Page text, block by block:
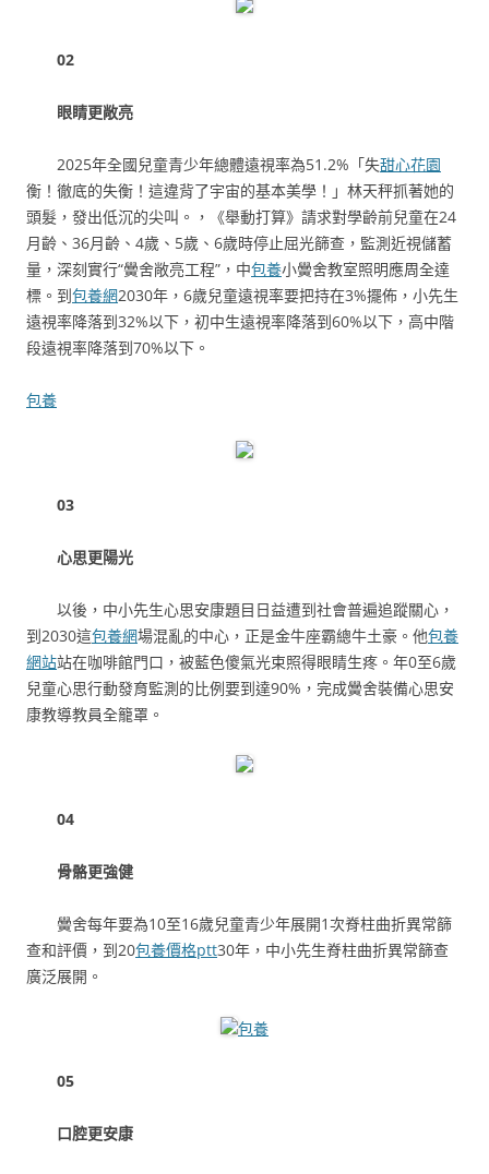
02
眼睛更敞亮
2025年全國兒童青少年總體遠視率為51.2%「失甜心花園
衡！徹底的失衡！這違背了宇宙的基本美學！」林天秤抓著她的
頭髮，發出低沉的尖叫。，《舉動打算》請求對學齡前兒童在24
月齡、36月齡、4歲、5歲、6歲時停止屈光篩查，監測近視儲蓄
量，深刻實行“黌舍敞亮工程”，中包養小黌舍教室照明應周全達
標。到包養網2030年，6歲兒童遠視率要把持在3%擺佈，小先生
遠視率降落到32%以下，初中生遠視率降落到60%以下，高中階
段遠視率降落到70%以下。
包養
03
心思更陽光
以後，中小先生心思安康題目日益遭到社會普遍追蹤關心，
到2030這包養網場混亂的中心，正是金牛座霸總牛土豪。他包養
網站站在咖啡館門口，被藍色傻氣光束照得眼睛生疼。年0至6歲
兒童心思行動發育監測的比例要到達90%，完成黌舍裝備心思安
康教導教員全籠罩。
04
骨骼更強健
黌舍每年要為10至16歲兒童青少年展開1次脊柱曲折異常篩
查和評價，到20包養價格ptt30年，中小先生脊柱曲折異常篩查
廣泛展開。
包養
05
口腔更安康